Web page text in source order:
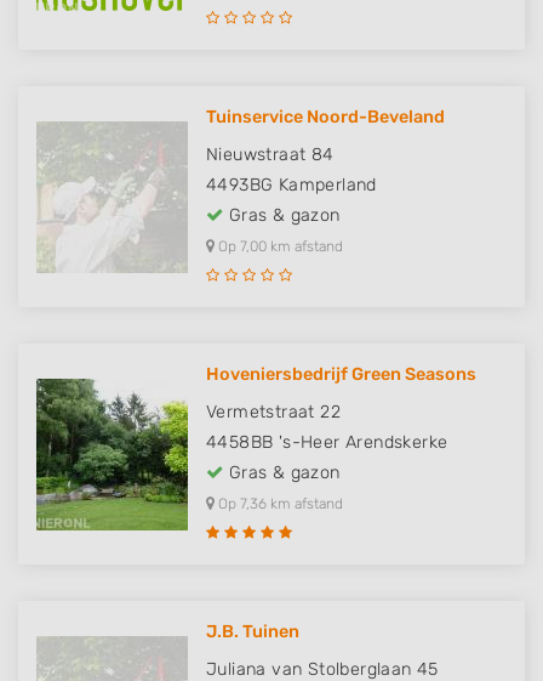
Tuinservice Noord-Beveland
Nieuwstraat 84
4493BG Kamperland
Gras & gazon
Op 7,00 km afstand
Hoveniersbedrijf Green Seasons
Vermetstraat 22
4458BB 's-Heer Arendskerke
Gras & gazon
Op 7,36 km afstand
J.B. Tuinen
Juliana van Stolberglaan 45